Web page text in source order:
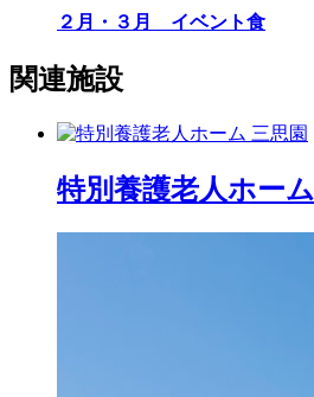
２月・３月 イベント食
関連施設
特別養護老人ホーム